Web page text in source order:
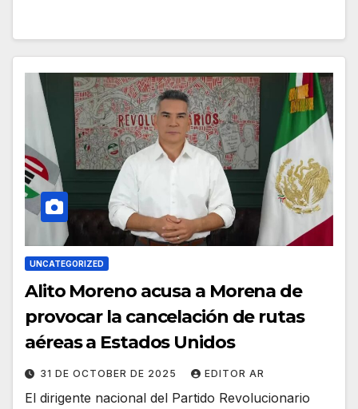
UNCATEGORIZED
Alito Moreno acusa a Morena de
provocar la cancelación de rutas
aéreas a Estados Unidos
31 DE OCTOBER DE 2025 EDITOR AR
El dirigente nacional del Partido Revolucionario